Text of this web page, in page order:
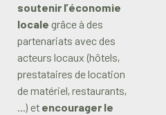
soutenir l’économie
locale grâce à des
partenariats avec des
acteurs locaux (hôtels,
prestataires de location
de matériel, restaurants,
...) et encourager le